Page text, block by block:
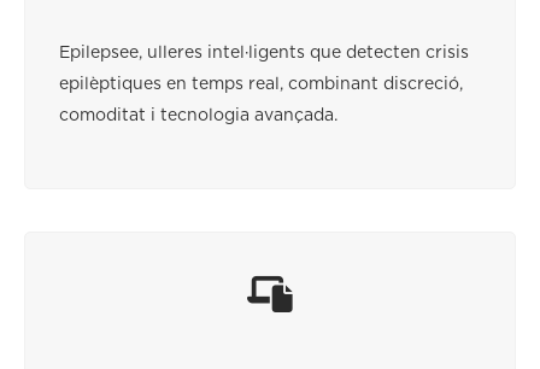
Epilepsee, ulleres intel·ligents que detecten crisis
epilèptiques en temps real, combinant discreció,
comoditat i tecnologia avançada.